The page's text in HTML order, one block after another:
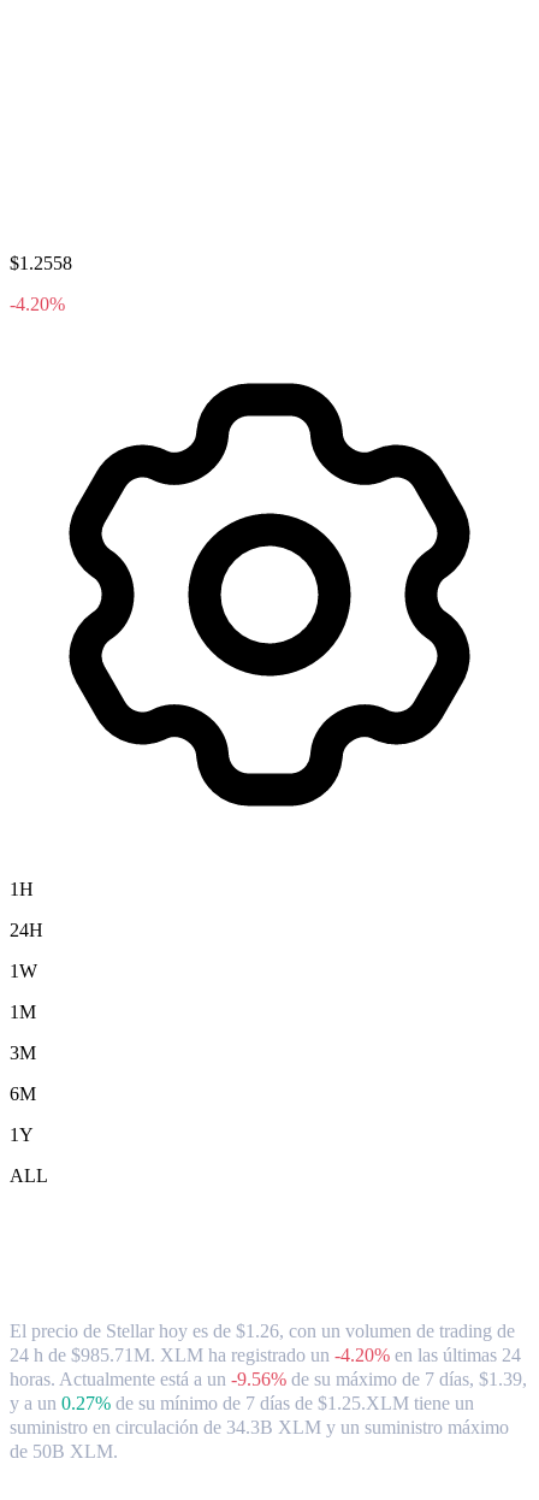
$1.2558
-4.20%
1H
24H
1W
1M
3M
6M
1Y
ALL
El precio de Stellar hoy es de $1.26, con un volumen de trading de
24 h de $985.71M. XLM ha registrado un -4.20% en las últimas 24
horas. Actualmente está a un -9.56% de su máximo de 7 días, $1.39,
y a un 0.27% de su mínimo de 7 días de $1.25.XLM tiene un
suministro en circulación de 34.3B XLM y un suministro máximo
de 50B XLM.